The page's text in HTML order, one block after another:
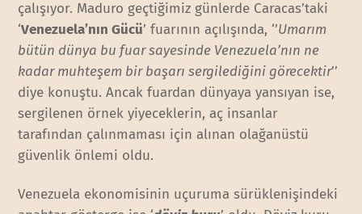
çalışıyor. Maduro geçtiğimiz günlerde Caracas’taki
‘Venezuela’nın Gücü’ fuarının açılışında, ‘’Umarım
bütün dünya bu fuar sayesinde Venezuela’nın ne
kadar muhteşem bir başarı sergilediğini görecektir’’
diye konuştu. Ancak fuardan dünyaya yansıyan ise,
sergilenen örnek yiyeceklerin, aç insanlar
tarafından çalınmaması için alınan olağanüstü
güvenlik önlemi oldu.
Venezuela ekonomisinin uçuruma sürüklenişindeki